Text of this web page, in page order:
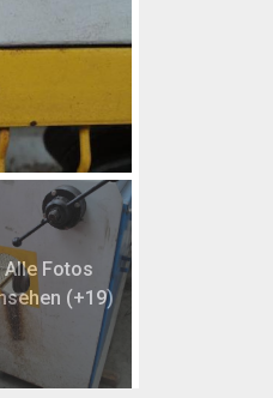
Alle Fotos
(+19)